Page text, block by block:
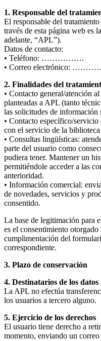
1. Responsable del
El responsable del
través de esta página web es
adelante, “APL”).
Datos de contacto:
• Teléfono: …………….
• Correo electrónico:
2. Finalidades del
• Contacto general/atención
planteadas a APL (tanto
las solicitudes de información
• Contacto específico/
con el servicio de la
• Consultas lingüísticas:
parte del usuario como
pudiera tener. Mantener un
permitiéndole acceder a las
anterioridad.
• Información comercial:
de novedades, servicios y
consentido.
La base de legitimación para
es el consentimiento
cumplimentación del
correspondiente.
3. Plazo de conservación
4. Destinatarios de los datos
La APL no efectúa
los usuarios a tercero alguno.
5. Ejercicio de los derechos
El usuario tiene derecho a
momento, enviando un